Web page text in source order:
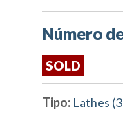
Número
SOLD
Tipo: Lathes